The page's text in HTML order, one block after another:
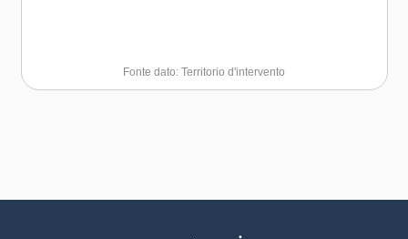
Fonte dato: Territorio d'intervento